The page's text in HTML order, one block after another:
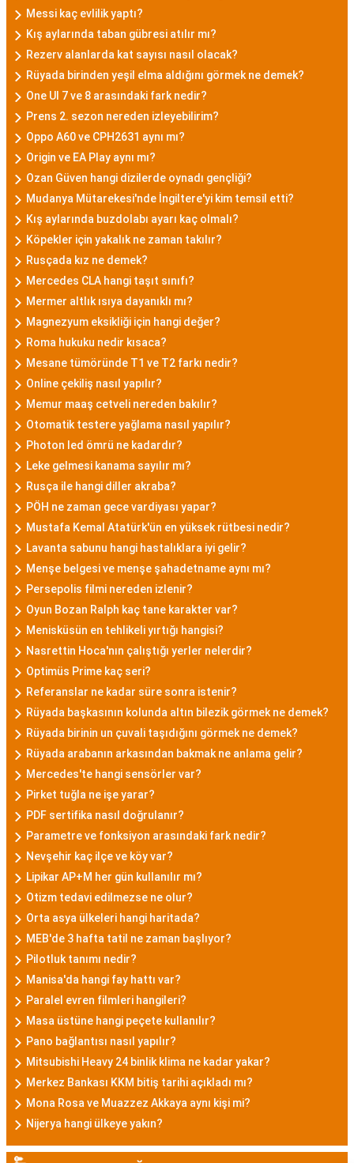
Messi kaç evlilik yaptı?
Kış aylarında taban gübresi atılır mı?
Rezerv alanlarda kat sayısı nasıl olacak?
Rüyada birinden yeşil elma aldığını görmek ne demek?
One UI 7 ve 8 arasındaki fark nedir?
Prens 2. sezon nereden izleyebilirim?
Oppo A60 ve CPH2631 aynı mı?
Origin ve EA Play aynı mı?
Ozan Güven hangi dizilerde oynadı gençliği?
Mudanya Mütarekesi'nde İngiltere'yi kim temsil etti?
Kış aylarında buzdolabı ayarı kaç olmalı?
Köpekler için yakalık ne zaman takılır?
Rusçada kız ne demek?
Mercedes CLA hangi taşıt sınıfı?
Mermer altlık ısıya dayanıklı mı?
Magnezyum eksikliği için hangi değer?
Roma hukuku nedir kısaca?
Mesane tümöründe T1 ve T2 farkı nedir?
Online çekiliş nasıl yapılır?
Memur maaş cetveli nereden bakılır?
Otomatik testere yağlama nasıl yapılır?
Photon led ömrü ne kadardır?
Leke gelmesi kanama sayılır mı?
Rusça ile hangi diller akraba?
PÖH ne zaman gece vardiyası yapar?
Mustafa Kemal Atatürk'ün en yüksek rütbesi nedir?
Lavanta sabunu hangi hastalıklara iyi gelir?
Menşe belgesi ve menşe şahadetname aynı mı?
Persepolis filmi nereden izlenir?
Oyun Bozan Ralph kaç tane karakter var?
Menisküsün en tehlikeli yırtığı hangisi?
Nasrettin Hoca'nın çalıştığı yerler nelerdir?
Optimüs Prime kaç seri?
Referanslar ne kadar süre sonra istenir?
Rüyada başkasının kolunda altın bilezik görmek ne demek?
Rüyada birinin un çuvali taşıdığını görmek ne demek?
Rüyada arabanın arkasından bakmak ne anlama gelir?
Mercedes'te hangi sensörler var?
Pirket tuğla ne işe yarar?
PDF sertifika nasıl doğrulanır?
Parametre ve fonksiyon arasındaki fark nedir?
Nevşehir kaç ilçe ve köy var?
Lipikar AP+M her gün kullanılır mı?
Otizm tedavi edilmezse ne olur?
Orta asya ülkeleri hangi haritada?
MEB'de 3 hafta tatil ne zaman başlıyor?
Pilotluk tanımı nedir?
Manisa'da hangi fay hattı var?
Paralel evren filmleri hangileri?
Masa üstüne hangi peçete kullanılır?
Pano bağlantısı nasıl yapılır?
Mitsubishi Heavy 24 binlik klima ne kadar yakar?
Merkez Bankası KKM bitiş tarihi açıkladı mı?
Mona Rosa ve Muazzez Akkaya aynı kişi mi?
Nijerya hangi ülkeye yakın?